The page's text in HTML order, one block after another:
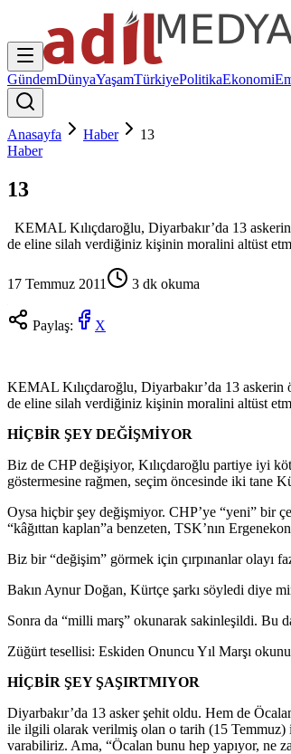
GündemDünyaYaşamTürkiyePolitikaEkonomi
Anasayfa Haber
13
Haber
13
KEMAL Kılıçdaroğlu, Diyarbakır’da 13
de eline silah verdiğiniz kişinin moralini altüst
17 Temmuz 2011 3 dk okuma
Paylaş: X
KEMAL Kılıçdaroğlu, Diyarbakır’da 13 askerin
de eline silah verdiğiniz kişinin moralini altüst
HİÇBİR ŞEY DEĞİŞMİYOR
Biz de CHP değişiyor, Kılıçdaroğlu partiye iyi
göstermesine rağmen, seçim öncesinde iki tane
Oysa hiçbir şey değişmiyor. CHP’ye “yeni” bir
“kâğıttan kaplan”a benzeten, TSK’nın
Biz bir “değişim” görmek için çırpınanlar olayı
Bakın Aynur Doğan, Kürtçe şarkı söyledi diye
Sonra da “milli marş” okunarak sakinleşildi. Bu
Züğürt tesellisi: Eskiden Onuncu Yıl Marşı
HİÇBİR ŞEY ŞAŞIRTMIYOR
Diyarbakır’da 13 asker şehit oldu. Hem de
ile ilgili olarak verilmiş olan o tarih (15 Temmuz)
varabiliriz. Ama, “Öcalan bunu hep yapıyor, ne